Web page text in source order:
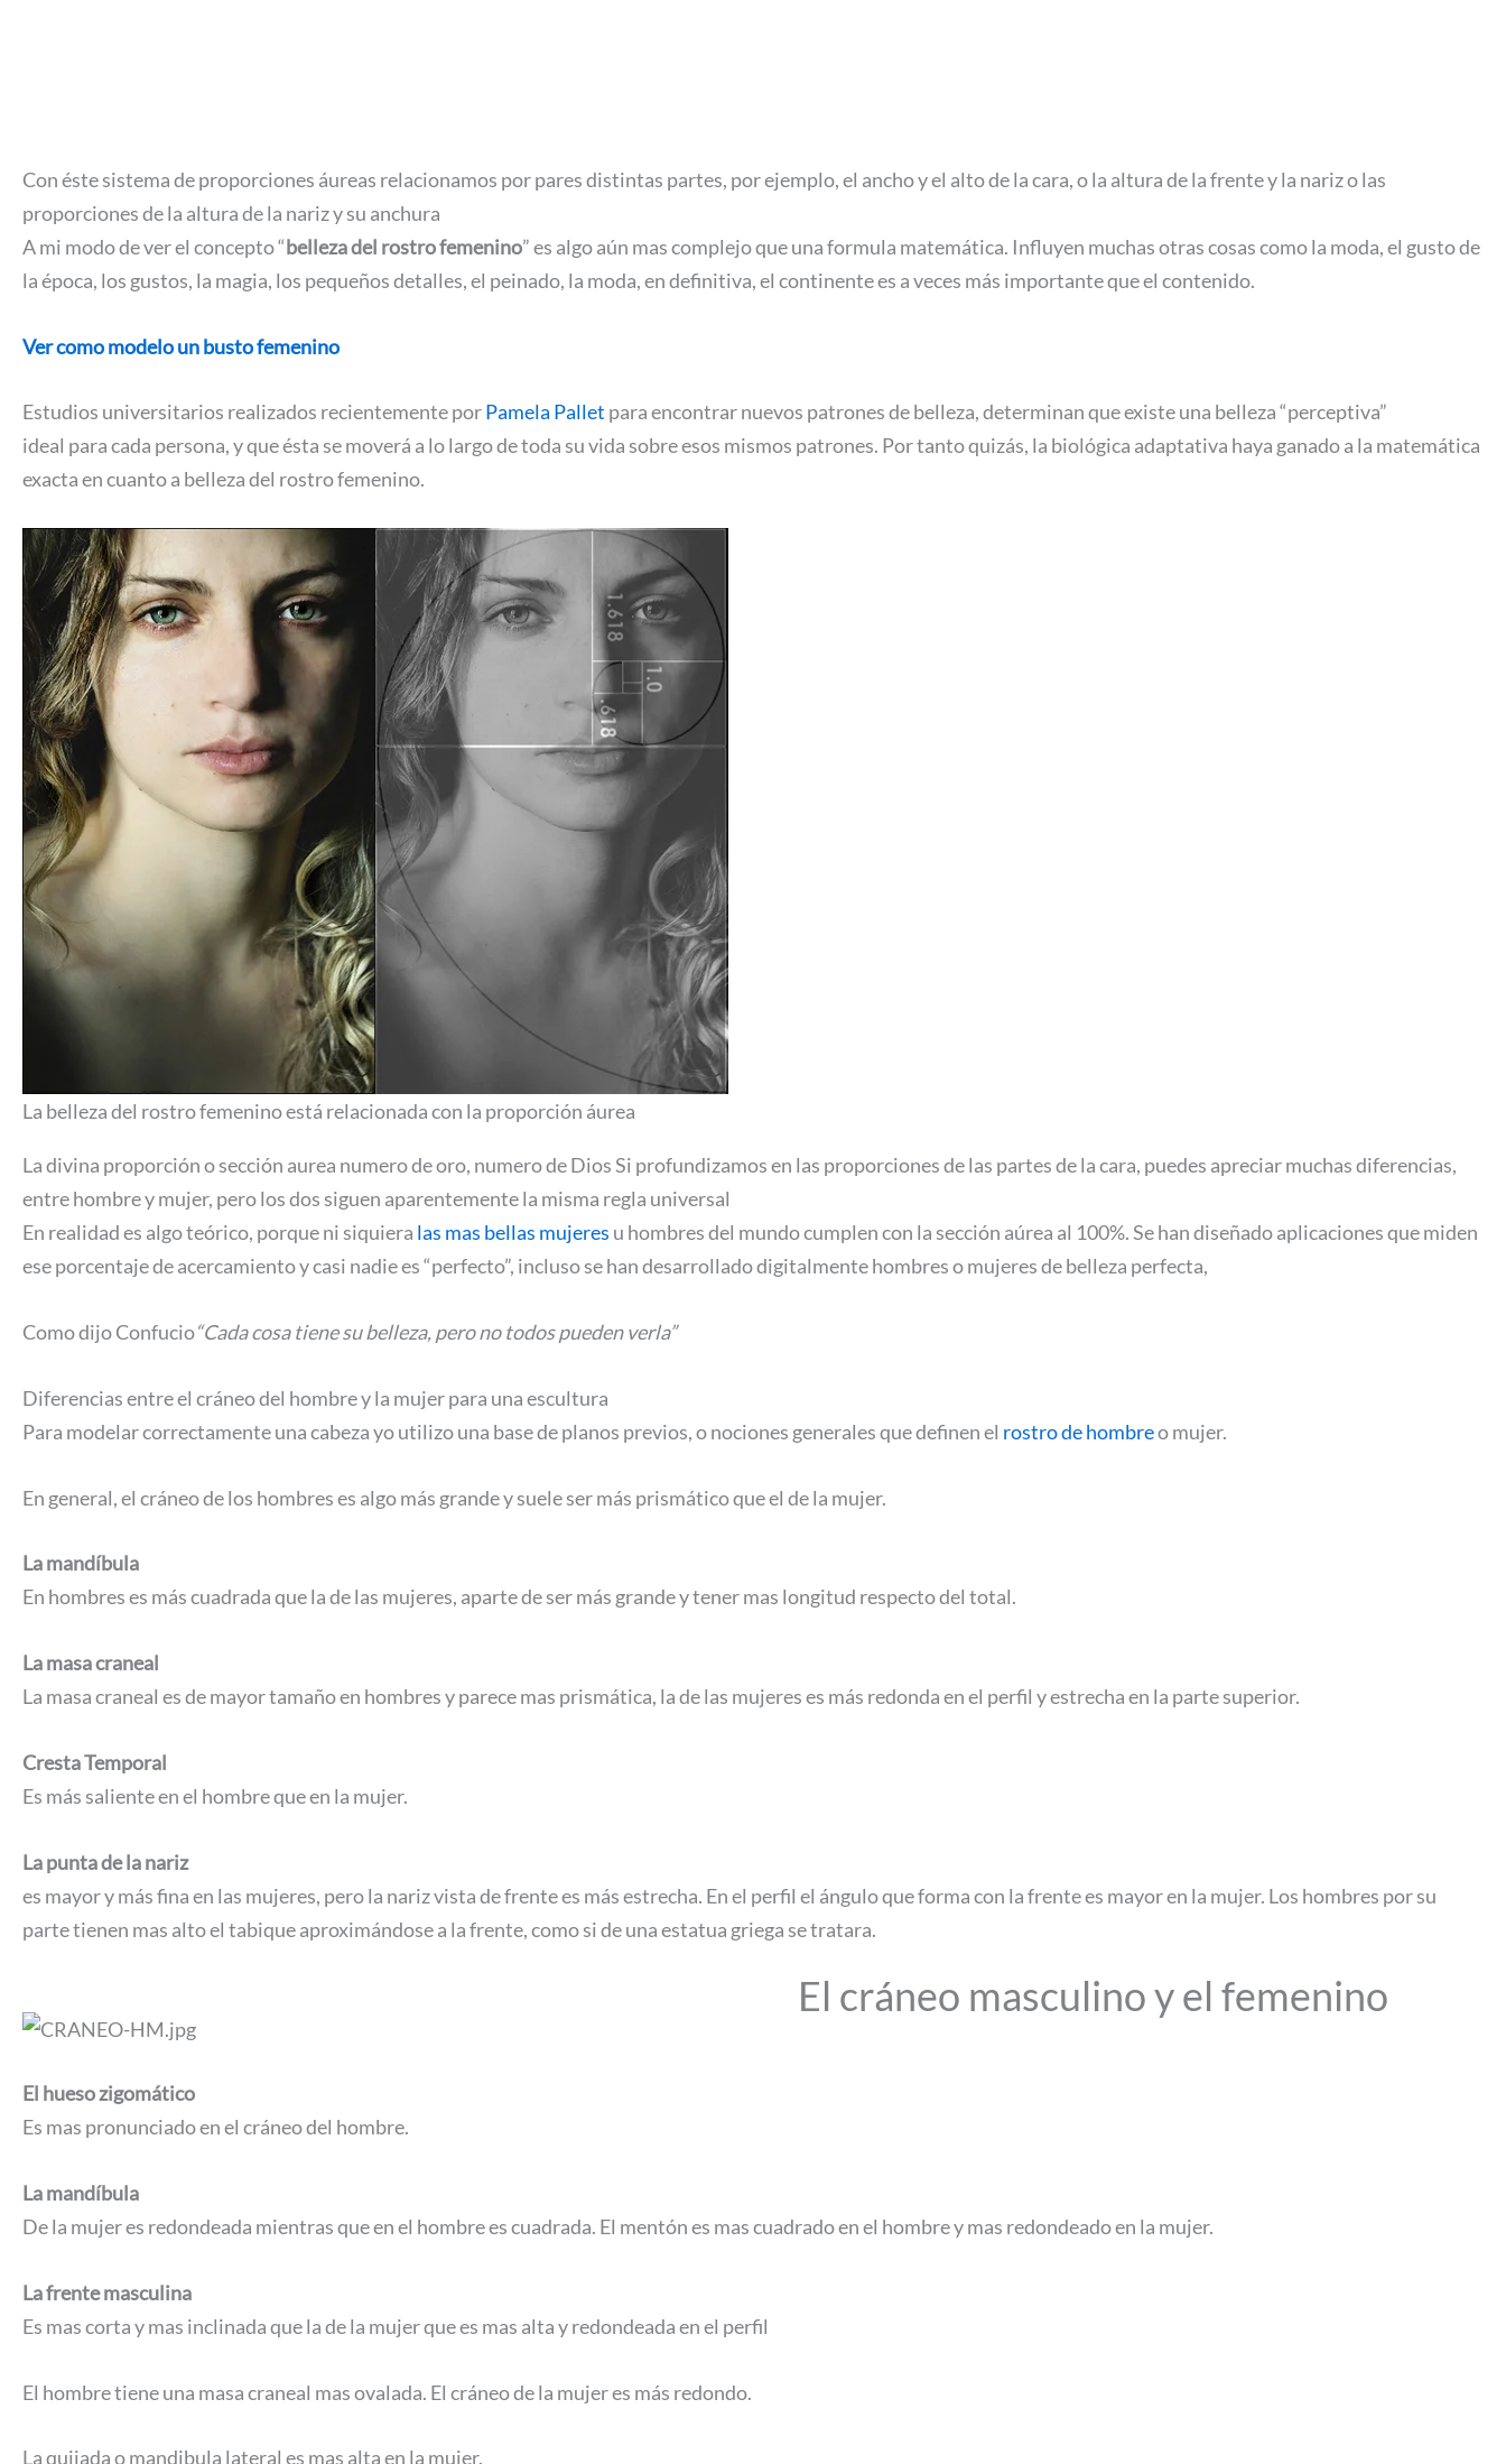
Con éste sistema de proporciones áureas relacionamos por pares distintas partes, por ejemplo, el ancho y el alto de la cara, o la altura de la frente y la nariz o las
proporciones de la altura de la nariz y su anchura
A mi modo de ver el concepto “belleza del rostro femenino” es algo aún mas complejo que una formula matemática. Influyen muchas otras cosas como la moda, el gusto de
la época, los gustos, la magia, los pequeños detalles, el peinado, la moda, en definitiva, el continente es a veces más importante que el contenido.
Ver como modelo un busto femenino
Estudios universitarios realizados recientemente porPamela Pallet para encontrar nuevos patrones de belleza, determinan que existe una belleza “perceptiva”
ideal para cada persona, y que ésta se moverá a lo largo de toda su vida sobre esos mismos patrones. Por tanto quizás, la biológica adaptativa haya ganado a la matemática
exacta en cuanto a belleza del rostro femenino.
La belleza del rostro femenino está relacionada con la proporción áurea
La divina proporción o sección aurea numero de oro, numero de Dios Si profundizamos en las proporciones de las partes de la cara, puedes apreciar muchas diferencias,
entre hombre y mujer, pero los dos siguen aparentemente la misma regla universal
En realidad es algo teórico, porque ni siquiera las mas bellas mujeres u hombres del mundo cumplen con la sección aúrea al 100%. Se han diseñado aplicaciones que miden
ese porcentaje de acercamiento y casi nadie es “perfecto”, incluso se han desarrollado digitalmente hombres o mujeres de belleza perfecta,
Como dijo Confucio“Cada cosa tiene su belleza, pero no todos pueden verla”
Diferencias entre el cráneo del hombre y la mujer para una escultura
Para modelar correctamente una cabeza yo utilizo una base de planos previos, o nociones generales que definen el rostro de hombreo mujer.
En general, el cráneo de los hombres es algo más grande y suele ser más prismático que el de la mujer.
La mandíbula
En hombres es más cuadrada que la de las mujeres, aparte de ser más grande y tener mas longitud respecto del total.
La masa craneal
La masa craneal es de mayor tamaño en hombres y parece mas prismática, la de las mujeres es más redonda en el perfil y estrecha en la parte superior.
Cresta Temporal
Es más saliente en el hombre que en la mujer.
La punta de la nariz
es mayor y más fina en las mujeres, pero la nariz vista de frente es más estrecha. En el perfil el ángulo que forma con la frente es mayor en la mujer. Los hombres por su
parte tienen mas alto el tabique aproximándose a la frente, como si de una estatua griega se tratara.
El cráneo masculino y el femenino
El hueso zigomático
Es mas pronunciado en el cráneo del hombre.
La mandíbula
De la mujer es redondeada mientras que en el hombre es cuadrada. El mentón es mas cuadrado en el hombre y mas redondeado en la mujer.
La frente masculina
Es mas corta y mas inclinada que la de la mujer que es mas alta y redondeada en el perfil
El hombre tiene una masa craneal mas ovalada. El cráneo de la mujer es más redondo.
La quijada o mandibula lateral es mas alta en la mujer.